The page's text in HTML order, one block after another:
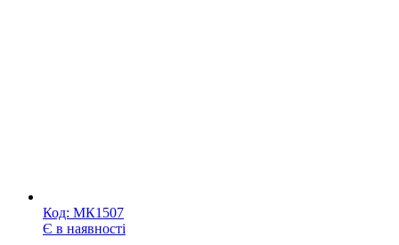
Код: МК1507
Є в наявності